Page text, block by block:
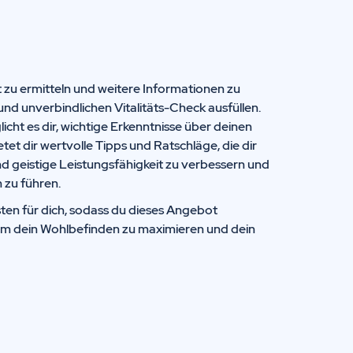
ermitteln und weitere Informationen zu
unverbindlichen Vitalitäts-Check ausfüllen.
es dir, wichtige Erkenntnisse über deinen
dir wertvolle Tipps und Ratschläge, die dir
geistige Leistungsfähigkeit zu verbessern und
zu führen.
für dich, sodass du dieses Angebot
dein Wohlbefinden zu maximieren und dein